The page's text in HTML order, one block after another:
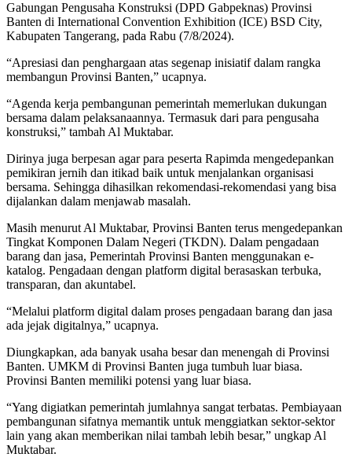
Gabungan Pengusaha Konstruksi (DPD Gabpeknas) Provinsi
Banten di International Convention Exhibition (ICE) BSD City,
Kabupaten Tangerang, pada Rabu (7/8/2024).
“Apresiasi dan penghargaan atas segenap inisiatif dalam rangka
membangun Provinsi Banten,” ucapnya.
“Agenda kerja pembangunan pemerintah memerlukan dukungan
bersama dalam pelaksanaannya. Termasuk dari para pengusaha
konstruksi,” tambah Al Muktabar.
Dirinya juga berpesan agar para peserta Rapimda mengedepankan
pemikiran jernih dan itikad baik untuk menjalankan organisasi
bersama. Sehingga dihasilkan rekomendasi-rekomendasi yang bisa
dijalankan dalam menjawab masalah.
Masih menurut Al Muktabar, Provinsi Banten terus mengedepankan
Tingkat Komponen Dalam Negeri (TKDN). Dalam pengadaan
barang dan jasa, Pemerintah Provinsi Banten menggunakan e-
katalog. Pengadaan dengan platform digital berasaskan terbuka,
transparan, dan akuntabel.
“Melalui platform digital dalam proses pengadaan barang dan jasa
ada jejak digitalnya,” ucapnya.
Diungkapkan, ada banyak usaha besar dan menengah di Provinsi
Banten. UMKM di Provinsi Banten juga tumbuh luar biasa.
Provinsi Banten memiliki potensi yang luar biasa.
“Yang digiatkan pemerintah jumlahnya sangat terbatas. Pembiayaan
pembangunan sifatnya memantik untuk menggiatkan sektor-sektor
lain yang akan memberikan nilai tambah lebih besar,” ungkap Al
Muktabar.